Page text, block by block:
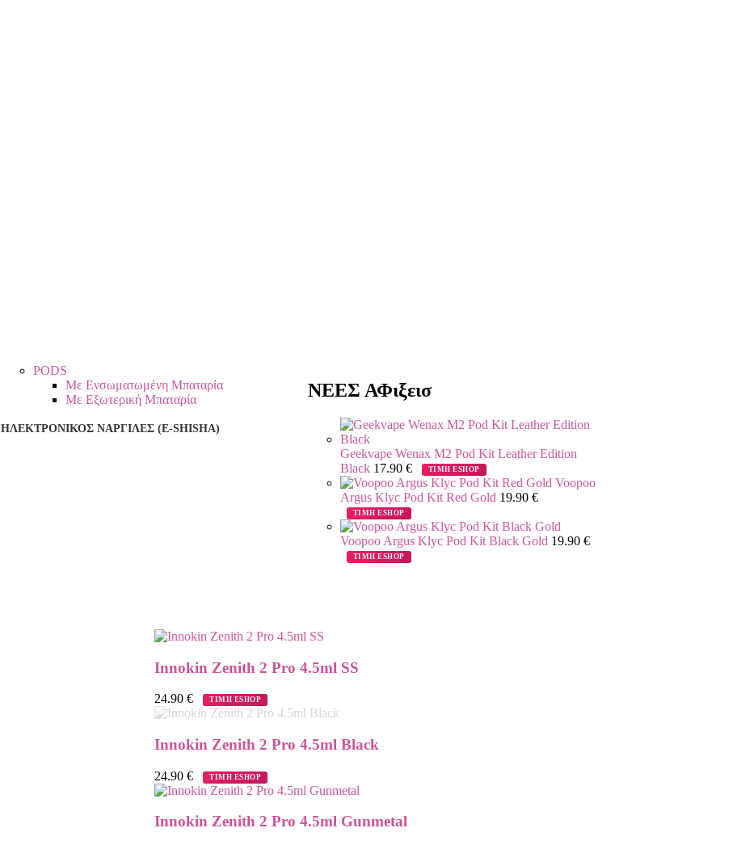
PODS
Με Ενσωματωμένη Μπαταρία
Με Εξωτερική Μπαταρία
ΗΛΕΚΤΡΟΝΙΚΌΣ ΝΑΡΓΙΛΈΣ (E-SHISHA)
ΝΕΕΣ ΑΦιξεισ
Geekvape Wenax M2 Pod Kit Leather Edition
Black 17.90 € ΤΙΜΗ ESHOP
Voopoo
Argus Klyc Pod Kit Red Gold 19.90 €
ΤΙΜΗ ESHOP
Voopoo Argus Klyc Pod Kit Black Gold 19.90 €
ΤΙΜΗ ESHOP
Innokin Zenith 2 Pro 4.5ml SS
24.90 € ΤΙΜΗ ESHOP
Innokin Zenith 2 Pro 4.5ml Black
24.90 € ΤΙΜΗ ESHOP
Innokin Zenith 2 Pro 4.5ml Gunmetal